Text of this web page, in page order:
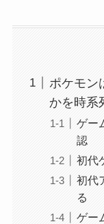
ポケモン
かを時系
ゲー
認
初代
初代
る
ゲー